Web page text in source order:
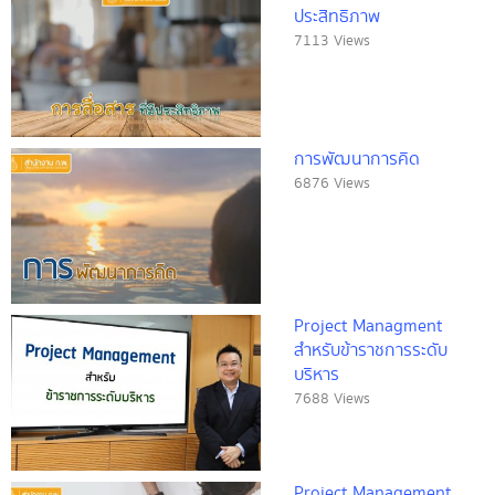
ประสิทธิภาพ
7113 Views
การพัฒนาการคิด
6876 Views
Project Managment
สำหรับข้าราชการระดับ
บริหาร
7688 Views